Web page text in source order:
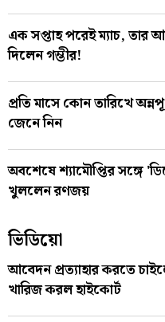
এক সপ্তাহ পরেই ম্যাচ, তার
দিলেন গম্ভীর!
প্রতি মাসে কোন তারিখে
জেনে নিন
অবশেষে শ্যামৌপ্তির সঙ্গে
খুললেন রণজয়
ভিডিয়ো
আবেদন প্রত্যাহার করতে
খারিজ করল হাইকোর্ট